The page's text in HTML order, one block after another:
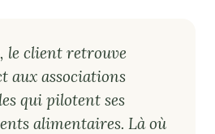
le client retrouve
aux associations
qui pilotent ses
alimentaires. Là où